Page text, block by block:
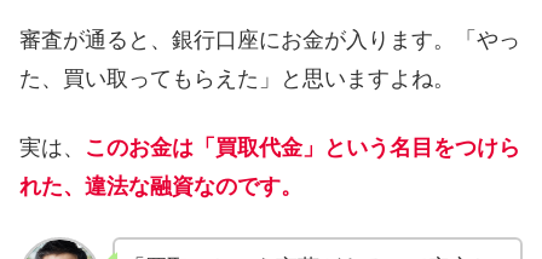
審査が通ると、銀行口座にお金が入ります。「やっ
た、買い取ってもらえた」と思いますよね。
実は、 このお金は「買取代金」という名目をつけら
れた、違法な融資なのです。